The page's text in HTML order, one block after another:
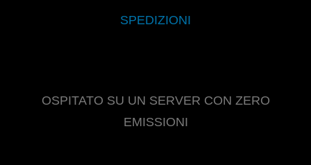
SPEDIZIONI
OSPITATO SU UN SERVER CON ZERO
EMISSIONI